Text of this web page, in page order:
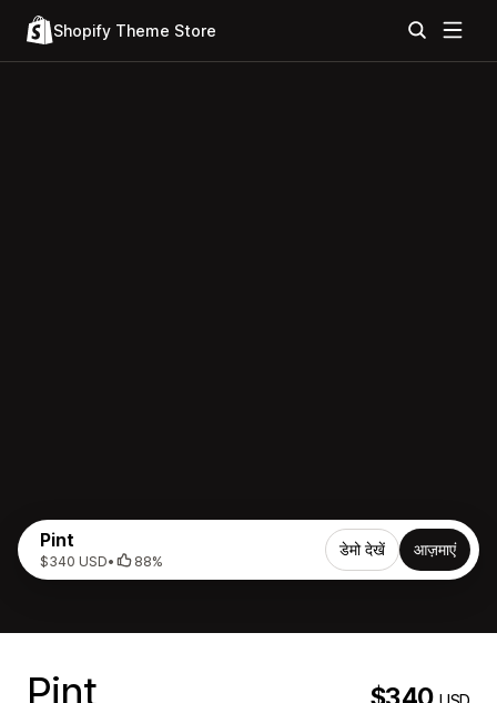
Shopify Theme Store
Pint
$340 USD• 88%
डेमो देखें आज़माएं
Pint